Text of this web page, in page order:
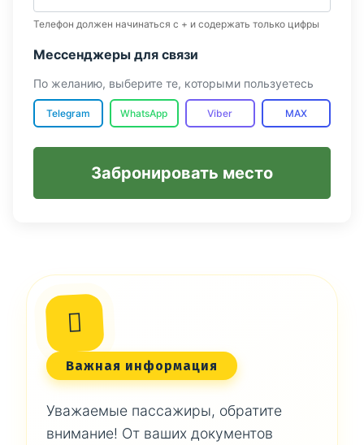
Телефон должен начинаться с + и содержать только цифры
Мессенджеры для связи
По желанию, выберите те, которыми пользуетесь
Telegram WhatsApp Viber MAX
Забронировать место
Важная информация
Уважаемые пассажиры, обратите
внимание! От ваших документов